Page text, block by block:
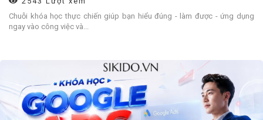
Chuỗi khóa học thực chiến giúp bạn hiểu đúng - làm được - ứng dụng
ngay vào công việc và...